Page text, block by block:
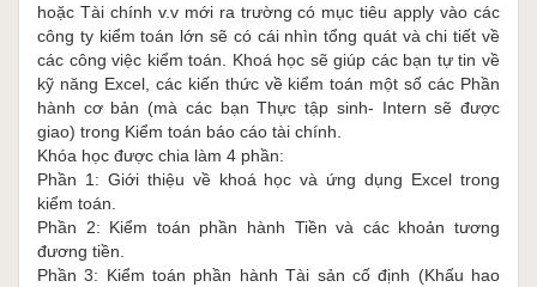
hoặc Tài chính v.v mới ra trường có mục tiêu apply vào các
công ty kiểm toán lớn sẽ có cái nhìn tổng quát và chi tiết về
các công việc kiểm toán. Khoá học sẽ giúp các bạn tự tin về
kỹ năng Excel, các kiến thức về kiểm toán một số các Phần
hành cơ bản (mà các bạn Thực tập sinh- Intern sẽ được
giao) trong Kiểm toán báo cáo tài chính.
Khóa học được chia làm 4 phần:
Phần 1: Giới thiệu về khoá học và ứng dụng Excel trong
kiểm toán.
Phần 2: Kiểm toán phần hành Tiền và các khoản tương
đương tiền.
Phần 3: Kiểm toán phần hành Tài sản cố định (Khấu hao